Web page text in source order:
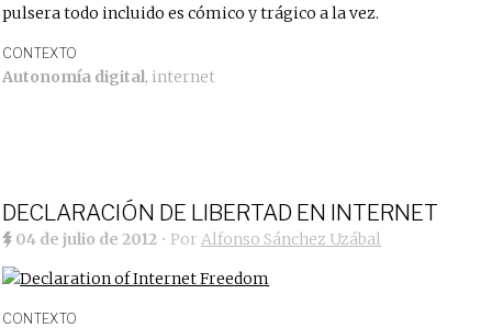
pulsera todo incluido es cómico y trágico a la vez.
CONTEXTO
Autonomía digital, internet
DECLARACIÓN DE LIBERTAD EN INTERNET
04 de julio de 2012 • PorAlfonso Sánchez Uzábal
CONTEXTO